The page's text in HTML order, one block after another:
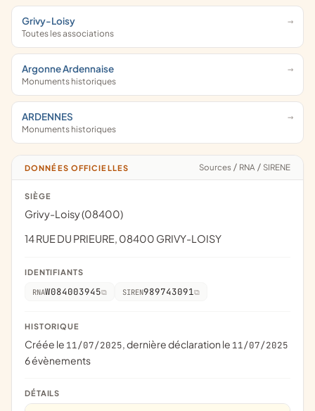
Grivy-Loisy
Toutes les associations
Argonne Ardennaise
Monuments historiques
ARDENNES
Monuments historiques
DONNÉES OFFICIELLES Sources / RNA / SIRENE
SIÈGE
Grivy-Loisy (08400)
14 RUE DU PRIEURE, 08400 GRIVY-LOISY
IDENTIFIANTS
RNAW084003945 SIREN989743091
HISTORIQUE
Créée le 11/07/2025, dernière déclaration le 11/07/2025
6 évènements
DÉTAILS